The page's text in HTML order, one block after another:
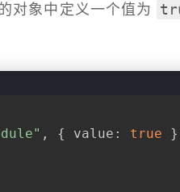
对象中定义一个值为
, { value : true